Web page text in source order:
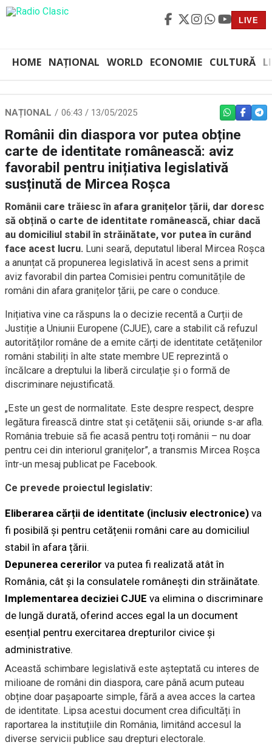
LIVE
HOME NAȚIONAL WORLD ECONOMIE CULTURĂ
NAȚIONAL 06:43 / 13/05/2025 WHATSAPP
Românii din diaspora vor putea obține
carte de identitate românească: aviz
favorabil pentru inițiativa legislativă
susținută de Mircea Roșca
Românii care trăiesc în afara granițelor țării, dar doresc
să obțină o carte de identitate românească, chiar dacă
au domiciliul stabil în străinătate, vor putea în curând
face acest lucru. Luni seară, deputatul liberal Mircea Roșca
a anunțat că propunerea legislativă în acest sens a primit
aviz favorabil din partea Comisiei pentru comunitățile de
români din afara granițelor țării, pe care o conduce.
Inițiativa vine ca răspuns la o decizie recentă a Curții de
Justiție a Uniunii Europene (CJUE), care a stabilit că refuzul
autorităților române de a emite cărți de identitate cetățenilor
români stabiliți în alte state membre UE reprezintă o
încălcare a dreptului la liberă circulație și o formă de
discriminare nejustificată.
„Este un gest de normalitate. Este despre respect, despre
legătura firească dintre stat şi cetăţenii săi, oriunde s-ar afla.
România trebuie să fie acasă pentru toți românii – nu doar
pentru cei din interiorul granițelor”, a transmis Mircea Roșca
într-un mesaj publicat pe Facebook.
Ce prevede proiectul legislativ:
Eliberarea cărții de identitate (inclusiv electronice) va
fi posibilă și pentru cetățenii români care au domiciliul
stabil în afara țării.
Depunerea cererilor va putea fi realizată atât în
România, cât și la consulatele românești din străinătate.
Implementarea deciziei CJUE va elimina o discriminare
de lungă durată, oferind acces egal la un document
esențial pentru exercitarea drepturilor civice și
administrative.
Această schimbare legislativă este așteptată cu interes de
milioane de români din diaspora, care până acum puteau
obține doar pașapoarte simple, fără a avea acces la cartea
de identitate. Lipsa acestui document crea dificultăți în
raportarea la instituțiile din România, limitând accesul la
diverse servicii publice sau drepturi electorale.